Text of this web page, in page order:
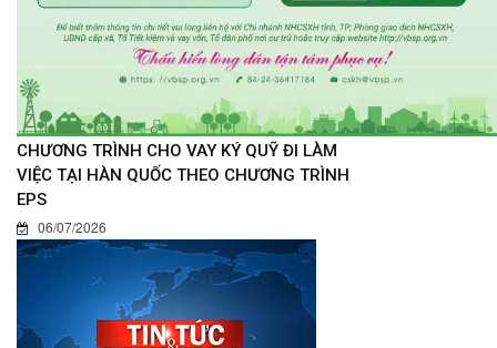
CHƯƠNG TRÌNH CHO VAY KÝ QUỸ ĐI LÀM
VIỆC TẠI HÀN QUỐC THEO CHƯƠNG TRÌNH
EPS
06/07/2026